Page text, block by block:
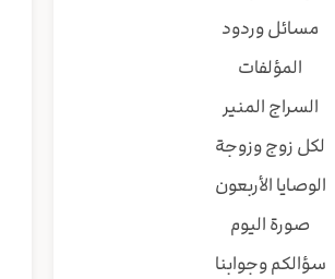
مسائل وردود
المؤلفات
السراج المنير
لكل زوج وزوجة
الوصايا الأربعون
صورة اليوم
سؤالكم وجوابنا